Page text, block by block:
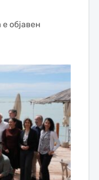
објавен